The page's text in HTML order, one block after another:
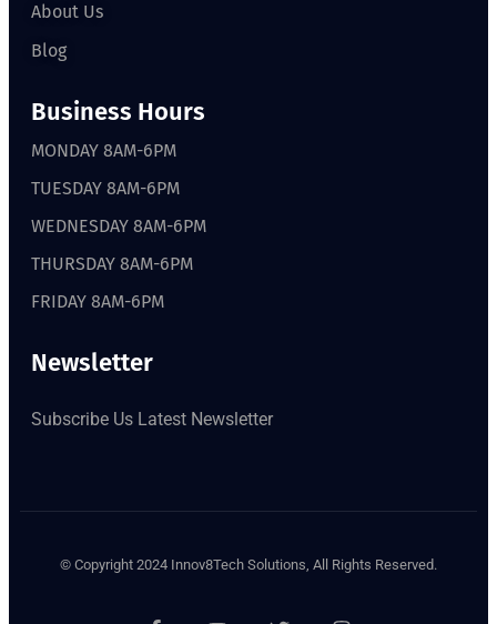
About Us
Blog
Business Hours
MONDAY 8AM-6PM
TUESDAY 8AM-6PM
WEDNESDAY 8AM-6PM
THURSDAY 8AM-6PM
FRIDAY 8AM-6PM
Newsletter
Subscribe Us Latest Newsletter
© Copyright 2024 Innov8Tech Solutions, All Rights Reserved.